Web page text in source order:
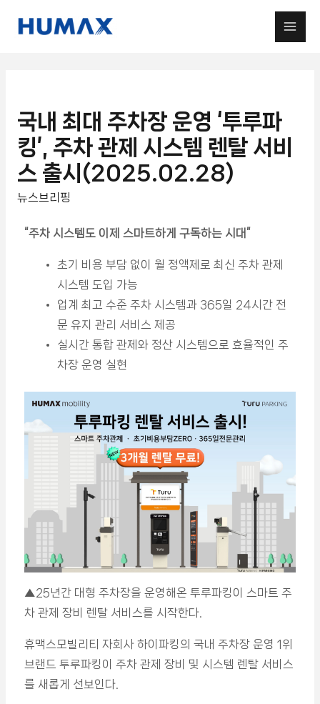
국내 최대 주차장 운영 ‘투루파
킹’, 주차 관제 시스템 렌탈 서비
스 출시(2025.02.28)
뉴스브리핑
“주차 시스템도 이제 스마트하게 구독하는 시대”
초기 비용 부담 없이 월 정액제로 최신 주차 관제
시스템 도입 가능
업계 최고 수준 주차 시스템과 365일 24시간 전
문 유지 관리 서비스 제공
실시간 통합 관제와 정산 시스템으로 효율적인 주
차장 운영 실현
▲25년간 대형 주차장을 운영해온 투루파킹이 스마트 주
차 관제 장비 렌탈 서비스를 시작한다.
휴맥스모빌리티 자회사 하이파킹의 국내 주차장 운영 1위
브랜드 투루파킹이 주차 관제 장비 및 시스템 렌탈 서비스
를 새롭게 선보인다.